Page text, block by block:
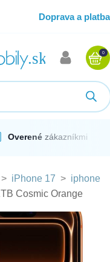
Doprava a platba
0
Overené zákazníkmi
> iPhone 17 > iphone
Cosmic Orange